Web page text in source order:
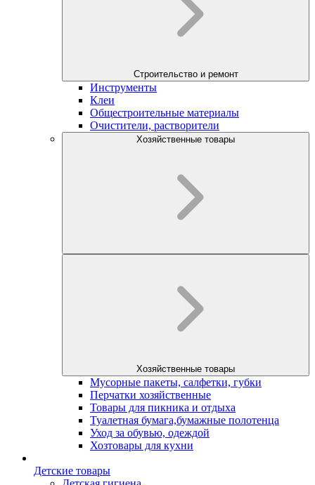
Строительство и ремонт
Инструменты
Клеи
Общестроительные материалы
Очистители, растворители
Хозяйственные товары
Хозяйственные товары
Мусорные пакеты, салфетки, губки
Перчатки хозяйственные
Товары для пикника и отдыха
Туалетная бумага,бумажные полотенца
Уход за обувью, одеждой
Хозтовары для кухни
Детские товары